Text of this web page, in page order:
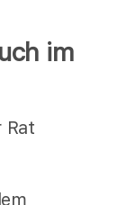
im
Rat